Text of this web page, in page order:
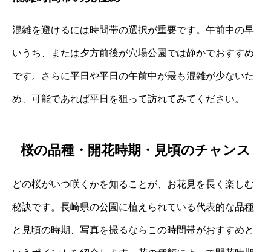
混雑を避けるには時間帯の選択が重要です。午前中の早
いうち、または夕方前後が穴場公園では静かでおすすめ
です。さらに平日や平日の午前中が最も混雑が少ないた
め、可能であれば平日を狙って訪れてみてください。
桜の品種・開花時期・見頃のチャンス
どの桜がいつ咲くかを知ることが、お花見を長く楽しむ
秘訣です。長崎県の公園に植えられている代表的な品種
と見頃の時期、写真を撮るならこの時間帯がおすすめと